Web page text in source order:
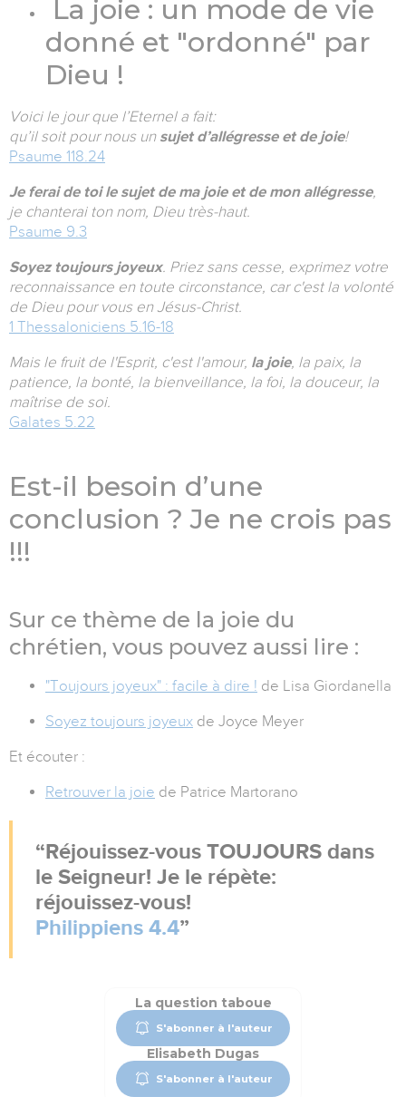
La joie : un mode de vie
donné et "ordonné" par
Dieu !
Voici le jour que l’Eternel a fait:
qu’il soit pour nous un sujet d’allégresse et de joie!
Psaume 118.24
Je ferai de toi le sujet de ma joie et de mon allégresse,
je chanterai ton nom, Dieu très-haut.
Psaume 9.3
Soyez toujours joyeux. Priez sans cesse, exprimez votre
reconnaissance en toute circonstance, car c'est la volonté
de Dieu pour vous en Jésus-Christ.
1 Thessaloniciens 5.16-18
Mais le fruit de l'Esprit, c'est l'amour, la joie, la paix, la
patience, la bonté, la bienveillance, la foi, la douceur, la
maîtrise de soi.
Galates 5.22
Est-il besoin d’une
conclusion ? Je ne crois pas
!!!
Sur ce thème de la joie du
chrétien, vous pouvez aussi lire :
"Toujours joyeux" : facile à dire ! de Lisa Giordanella
Soyez toujours joyeux de Joyce Meyer
Et écouter :
Retrouver la joie de Patrice Martorano
Réjouissez-vous TOUJOURS dans
le Seigneur! Je le répète:
réjouissez-vous!
Philippiens 4.4
La question taboue
S'abonner à l'auteur
Elisabeth Dugas
S'abonner à l'auteur